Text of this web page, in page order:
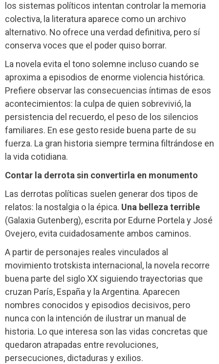
los sistemas políticos intentan controlar la memoria
colectiva, la literatura aparece como un archivo
alternativo. No ofrece una verdad definitiva, pero sí
conserva voces que el poder quiso borrar.
La novela evita el tono solemne incluso cuando se
aproxima a episodios de enorme violencia histórica.
Prefiere observar las consecuencias íntimas de esos
acontecimientos: la culpa de quien sobrevivió, la
persistencia del recuerdo, el peso de los silencios
familiares. En ese gesto reside buena parte de su
fuerza. La gran historia siempre termina filtrándose en
la vida cotidiana.
Contar la derrota sin convertirla en monumento
Las derrotas políticas suelen generar dos tipos de
relatos: la nostalgia o la épica. Una belleza terrible
(Galaxia Gutenberg), escrita por Edurne Portela y José
Ovejero, evita cuidadosamente ambos caminos.
A partir de personajes reales vinculados al
movimiento trotskista internacional, la novela recorre
buena parte del siglo XX siguiendo trayectorias que
cruzan París, España y la Argentina. Aparecen
nombres conocidos y episodios decisivos, pero
nunca con la intención de ilustrar un manual de
historia. Lo que interesa son las vidas concretas que
quedaron atrapadas entre revoluciones,
persecuciones, dictaduras y exilios.